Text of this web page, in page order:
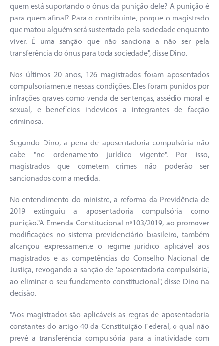
quem está suportando o ônus da punição dele? A punição é
para quem afinal? Para o contribuinte, porque o magistrado
que matou alguém será sustentado pela sociedade enquanto
viver. É uma sanção que não sanciona a não ser pela
transferência do ônus para toda sociedade", disse Dino.
Nos últimos 20 anos, 126 magistrados foram aposentados
compulsoriamente nessas condições. Eles foram punidos por
infrações graves como venda de sentenças, assédio moral e
sexual, e benefícios indevidos a integrantes de facção
criminosa.
Segundo Dino, a pena de aposentadoria compulsória não
cabe "no ordenamento jurídico vigente". Por isso,
magistrados que cometem crimes não poderão ser
sancionados com a medida.
No entendimento do ministro, a reforma da Previdência de
2019 extinguiu a aposentadoria compulsória como
punição."A Emenda Constitucional nº103/2019, ao promover
modificações no sistema previdenciário brasileiro, também
alcançou expressamente o regime jurídico aplicável aos
magistrados e as competências do Conselho Nacional de
Justiça, revogando a sanção de 'aposentadoria compulsória',
ao eliminar o seu fundamento constitucional", disse Dino na
decisão.
"Aos magistrados são aplicáveis as regras de aposentadoria
constantes do artigo 40 da Constituição Federal, o qual não
prevê a transferência compulsória para a inatividade com